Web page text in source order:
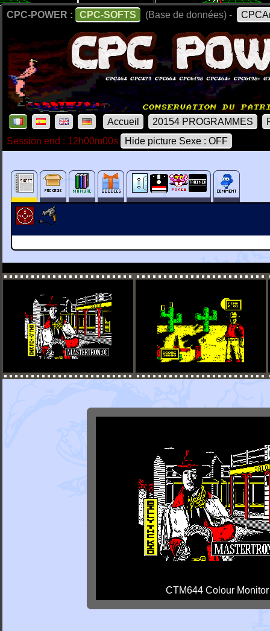
CPC-POWER : CPC-SOFTS (Base de données) -
Accueil 20154 PROGRAMMES
Session end : 12h00m00s
Hide picture Sexe : OFF
CTM644 Colour Monitor